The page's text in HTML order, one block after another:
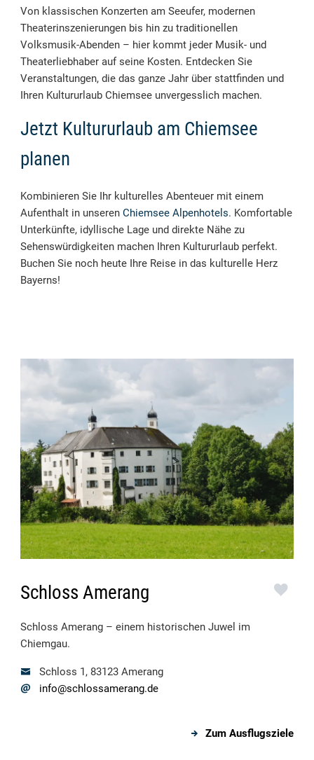
Von klassischen Konzerten am Seeufer, modernen
Theaterinszenierungen bis hin zu traditionellen
Volksmusik-Abenden – hier kommt jeder Musik- und
Theaterliebhaber auf seine Kosten. Entdecken Sie
Veranstaltungen, die das ganze Jahr über stattfinden und
Ihren Kultururlaub Chiemsee unvergesslich machen.
Jetzt Kultururlaub am Chiemsee
planen
Kombinieren Sie Ihr kulturelles Abenteuer mit einem
Aufenthalt in unseren Chiemsee Alpenhotels. Komfortable
Unterkünfte, idyllische Lage und direkte Nähe zu
Sehenswürdigkeiten machen Ihren Kultururlaub perfekt.
Buchen Sie noch heute Ihre Reise in das kulturelle Herz
Bayerns!
Schloss Amerang
Schloss Amerang – einem historischen Juwel im
Chiemgau.
Schloss 1, 83123 Amerang
info@schlossamerang.de
Zum Ausflugsziele